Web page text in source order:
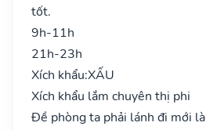
tốt.
9h-11h
21h-23h
Xích khẩu:XẤU
Xích khẩu lắm chuyên thị phi
Đề phòng ta phải lánh đi mới là